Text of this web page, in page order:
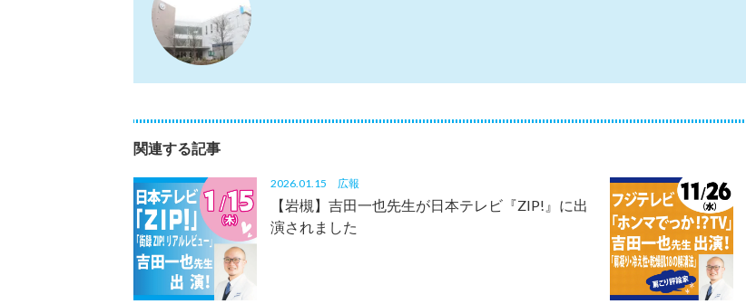
関連する記事
2026.01.15 広報
【岩槻】吉田一也先生が日本テレビ『ZIP!』に出
演されました